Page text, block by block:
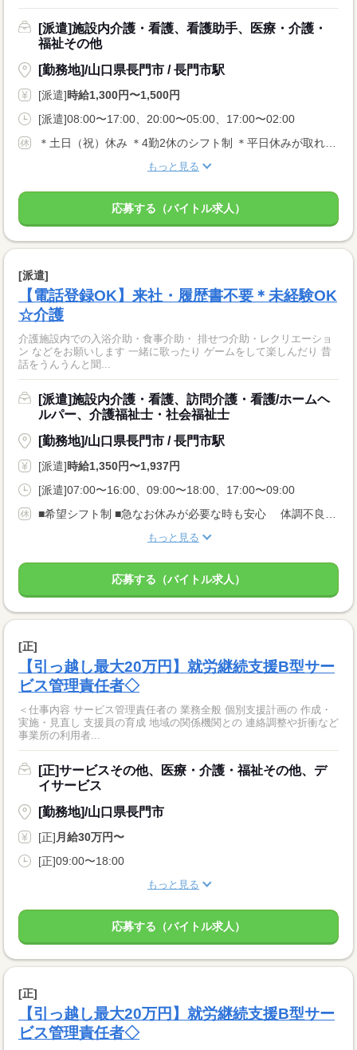
[派遣]施設内介護・看護、看護助手、医療・介護・
福祉その他
[勤務地]/山口県長門市 / 長門市駅
[派遣]時給1,300円〜1,500円
[派遣]08:00〜17:00、20:00〜05:00、17:00〜02:00
もっと見る
応募する（バイトル求人）
[派遣]
【電話登録OK】来社・履歴書不要＊未経験OK
☆介護
介護施設内での入浴介助・食事介助・ 排せつ介助・レクリエーショ
ン などをお願いします 一緒に歌ったり ゲームをして楽しんだり 昔
話をうんうんと聞...
[派遣]施設内介護・看護、訪問介護・看護/ホームヘ
ルパー、介護福祉士・社会福祉士
[勤務地]/山口県長門市 / 長門市駅
[派遣]時給1,350円〜1,937円
[派遣]07:00〜16:00、09:00〜18:00、17:00〜09:00
もっと見る
応募する（バイトル求人）
[正]
【引っ越し最大20万円】就労継続支援B型サー
ビス管理責任者◇
＜仕事内容 サービス管理責任者の 業務全般 個別支援計画の 作成・
実施・見直し 支援員の育成 地域の関係機関との 連絡調整や折衝など
事業所の利用者...
[正]サービスその他、医療・介護・福祉その他、デ
イサービス
[勤務地]/山口県長門市
[正] 月給30万円〜
[正]09:00〜18:00
もっと見る
応募する（バイトル求人）
[正]
【引っ越し最大20万円】就労継続支援B型サー
ビス管理責任者◇